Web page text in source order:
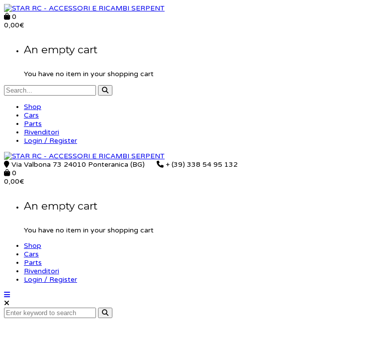
0
0,00€
An empty cart
You have no item in your shopping cart
Shop
Cars
Parts
Rivenditori
Login / Register
Via Valbona 73 24010 Ponteranica (BG)
+ (39) 338 54 95 132
0
0,00€
An empty cart
You have no item in your shopping cart
Shop
Cars
Parts
Rivenditori
Login / Register